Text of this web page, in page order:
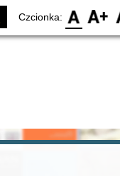
Czcionka: F0 F1